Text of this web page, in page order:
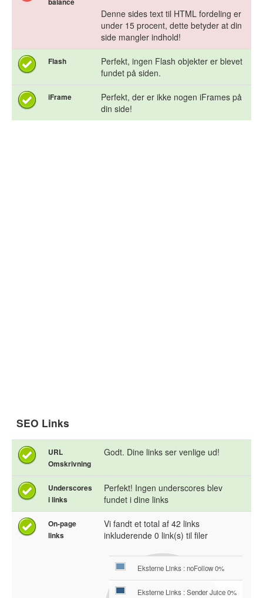
Denne sides text til HTML fordeling er
under 15 procent, dette betyder at din
side mangler indhold!
Flash
Perfekt, ingen Flash objekter er blevet
fundet på siden.
iFrame
Perfekt, der er ikke nogen iFrames på
din side!
SEO Links
URL
Omskrivning
Godt. Dine links ser venlige ud!
Underscores
i links
Perfekt! Ingen underscores blev
fundet i dine links
On-page
links
Vi fandt et total af 42 links
inkluderende 0 link(s) til filer
Eksterne Links : noFollow 0%
Eksterne Links : Sender Juice 0%